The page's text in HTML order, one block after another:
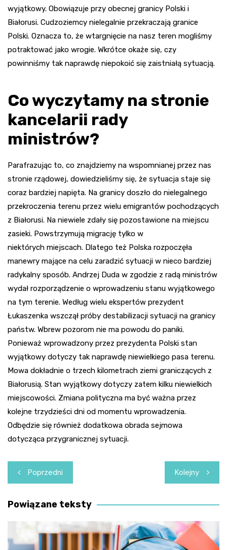
wyjątkowy. Obowiązuje przy obecnej granicy Polski i
Białorusi. Cudzoziemcy nielegalnie przekraczają granice
Polski. Oznacza to, że wtargnięcie na nasz teren mogliśmy
potraktować jako wrogie. Wkrótce okaże się, czy
powinniśmy tak naprawdę niepokoić się zaistniałą sytuacją.
Co wyczytamy na stronie
kancelarii rady
ministrów?
Parafrazując to, co znajdziemy na wspomnianej przez nas
stronie rządowej, dowiedzieliśmy się, że sytuacja staje się
coraz bardziej napięta. Na granicy doszło do nielegalnego
przekroczenia terenu przez wielu emigrantów pochodzących
z Białorusi. Na niewiele zdały się pozostawione na miejscu
zasieki. Powstrzymują migrację tylko w
niektórych miejscach. Dlatego też Polska rozpoczęła
manewry mające na celu zaradzić sytuacji w nieco bardziej
radykalny sposób. Andrzej Duda w zgodzie z radą ministrów
wydał rozporządzenie o wprowadzeniu stanu wyjątkowego
na tym terenie. Według wielu ekspertów prezydent
Łukaszenka wszczął próby destabilizacji sytuacji na granicy
państw. Wbrew pozorom nie ma powodu do paniki.
Ponieważ wprowadzony przez prezydenta Polski stan
wyjątkowy dotyczy tak naprawdę niewielkiego pasa terenu.
Mowa dokładnie o trzech kilometrach ziemi graniczących z
Białorusią. Stan wyjątkowy dotyczy zatem kilku niewielkich
miejscowości. Zmiana polityczna ma być ważna przez
kolejne trzydzieści dni od momentu wprowadzenia.
Odbędzie się również dodatkowa obrada sejmowa
dotycząca przygranicznej sytuacji.
Nawigacja
wpisu
Poprzedni Kolejny
Powiązane teksty